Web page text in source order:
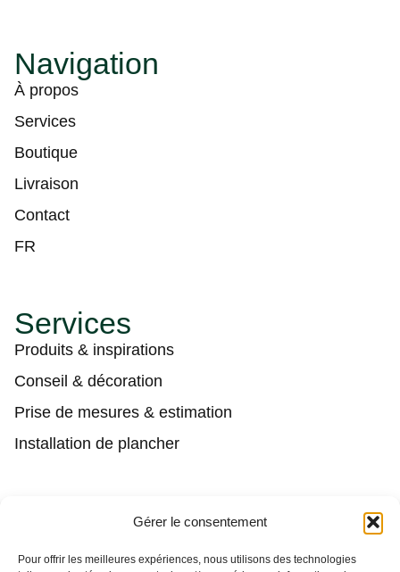
Gérer le consentement
Pour offrir les meilleures expériences, nous utilisons des technologies
Navigation
À propos
Services
Boutique
Livraison
Contact
FR
Services
Produits & inspirations
Conseil & décoration
Prise de mesures & estimation
Installation de plancher